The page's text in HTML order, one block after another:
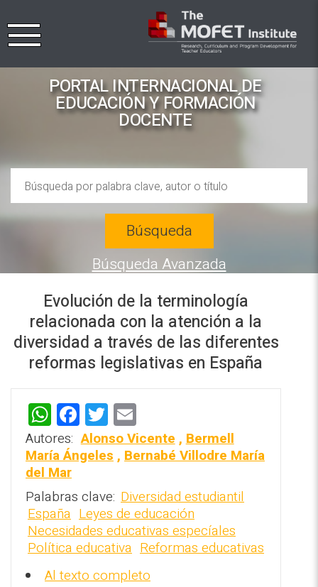
PORTAL INTERNACIONAL DE
EDUCACIÓN Y FORMACIÓN
DOCENTE
REPOSITORIO EN LÍNEA DE
CONTENIDOS ACADÉMICOS SOBRE
EDUCACIÓN Y FORMACIÓN DEL
Búsqueda
Búsqueda Avanzada
Evolución de la terminología
relacionada con la atención a la
diversidad a través de las diferentes
reformas legislativas en España
W
h
at
s
A
p
p
F
a
ce
b
o
o
k
T
wi
tt
m
ai
Autores: Alonso Vicente,Bermell
María Ángeles, Bernabé Villodre María
del Mar
Palabras clave: Diversidad estudiantil
España Leyes de educación
Necesidades educativas especíales
Política educativa Reformas educativas
Al texto completo